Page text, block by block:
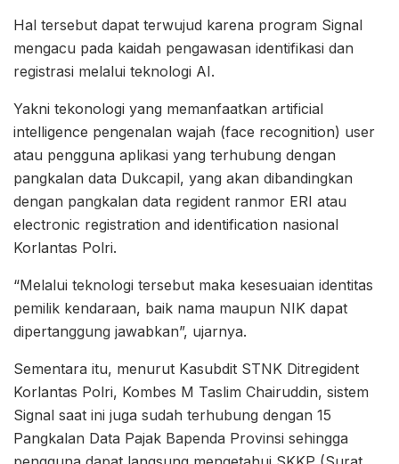
Hal tersebut dapat terwujud karena program Signal
mengacu pada kaidah pengawasan identifikasi dan
registrasi melalui teknologi AI.
Yakni tekonologi yang memanfaatkan artificial
intelligence pengenalan wajah (face recognition) user
atau pengguna aplikasi yang terhubung dengan
pangkalan data Dukcapil, yang akan dibandingkan
dengan pangkalan data regident ranmor ERI atau
electronic registration and identification nasional
Korlantas Polri.
“Melalui teknologi tersebut maka kesesuaian identitas
pemilik kendaraan, baik nama maupun NIK dapat
dipertanggung jawabkan”, ujarnya.
Sementara itu, menurut Kasubdit STNK Ditregident
Korlantas Polri, Kombes M Taslim Chairuddin, sistem
Signal saat ini juga sudah terhubung dengan 15
Pangkalan Data Pajak Bapenda Provinsi sehingga